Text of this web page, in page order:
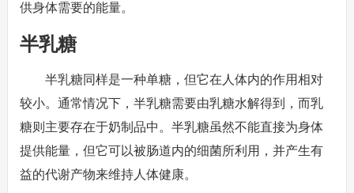
供身体需要的能量。
半乳糖
半乳糖同样是一种单糖，但它在人体内的作用相对
较小。通常情况下，半乳糖需要由乳糖水解得到，而乳
糖则主要存在于奶制品中。半乳糖虽然不能直接为身体
提供能量，但它可以被肠道内的细菌所利用，并产生有
益的代谢产物来维持人体健康。